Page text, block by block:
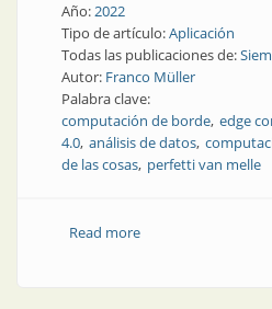
Año:2022
Tipo de artículo:Aplicación
Todas las publicaciones de:
Autor: Franco Müller
Palabra clave:
computación de borde edge
4.0 análisis de datos
de las cosas perfetti van melle
Read moreabout Herramientas